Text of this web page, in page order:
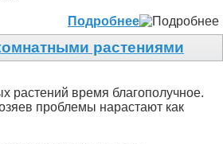
Подробнее
растениями
растений время благополучное.
проблемы нарастают как